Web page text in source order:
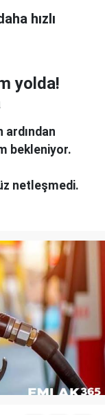
hızlı
yolda!
bekleniyor.
netleşmedi.